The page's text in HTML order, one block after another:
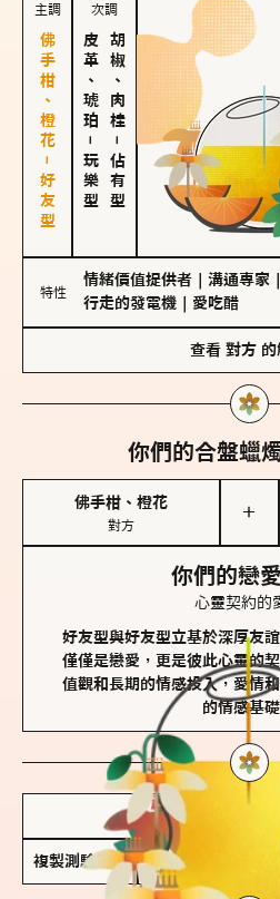
主調
佛手柑、橙花－好友型
次調
皮革、琥珀
－
玩樂型
胡椒、肉桂
－
佔有型
特性
情緒價值提供者 溝通專家
行走的發電機
愛吃醋
查看 對方 的
你們的合盤蠟
佛手柑、橙花
對方
＋
你們的戀
心靈契約的
好友型與好友型立基於深厚友
僅僅是戀愛，更是彼此心靈的
值觀和長期的情感投入，愛情
的情感基礎
複製測驗連結 查看香